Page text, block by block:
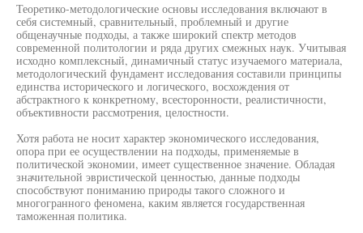
Теоретико-методологические основы исследования включают в
себя системный, сравнительный, проблемный и другие
общенаучные подходы, а также широкий спектр методов
современной политологии и ряда других смежных наук. Учитывая
исходно комплексный, динамичный статус изучаемого материала,
методологический фундамент исследования составили принципы
единства исторического и логического, восхождения от
абстрактного к конкретному, всесторонности, реалистичности,
объективности рассмотрения, целостности.
Хотя работа не носит характер экономического исследования,
опора при ее осуществлении на подходы, применяемые в
политической экономии, имеет существенное значение. Обладая
значительной эвристической ценностью, данные подходы
способствуют пониманию природы такого сложного и
многогранного феномена, каким является государственная
таможенная политика.